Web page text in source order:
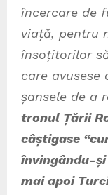
încercare de
viață, pentru
însoțitorilor
care
șansele de a
tronul Țării
câștigase
învingându-
mai apoi